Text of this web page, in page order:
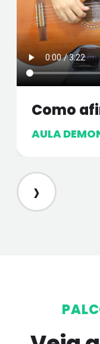
Como
AULA
›